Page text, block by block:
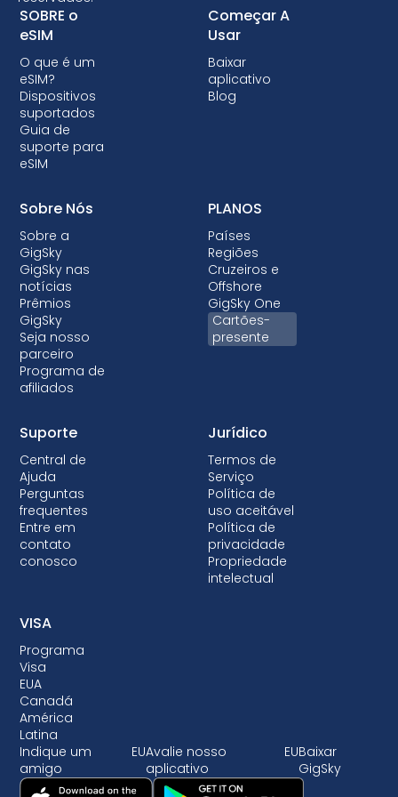
operadoras também podem bloquear seu
dispositivo, impedindo-o de usar eSIMs.
Embora o bloqueio não seja permitido na
maioria dos países, quando é feito, quase
sempre vem com planos pós-pagos em que
o dispositivo está sendo financiado.
SOBRE o
eSIM
O que é um
eSIM?
Dispositivos
suportados
Guia de
suporte para
eSIM
Começar A
Usar
Baixar
aplicativo
Blog
Sobre Nós
Sobre a
GigSky
GigSky nas
notícias
Prêmios
GigSky
Seja nosso
parceiro
Programa de
afiliados
PLANOS
Países
Regiões
Cruzeiros e
Offshore
GigSky One
Cartões-
presente
Suporte
Central de
Ajuda
Perguntas
frequentes
Entre em
contato
conosco
Jurídico
Termos de
Serviço
Política de
uso aceitável
Política de
privacidade
Propriedade
intelectual
VISA
Programa
Visa
EUA
Canadá
América
Latina
Indique um
amigo
EUAvalie nosso
aplicativo
EUBaixar
GigSky